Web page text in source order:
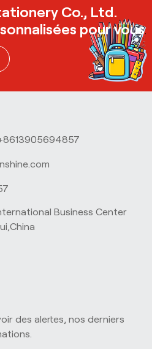
Co., Ltd.
pour vous
Business Center
des alertes, nos derniers